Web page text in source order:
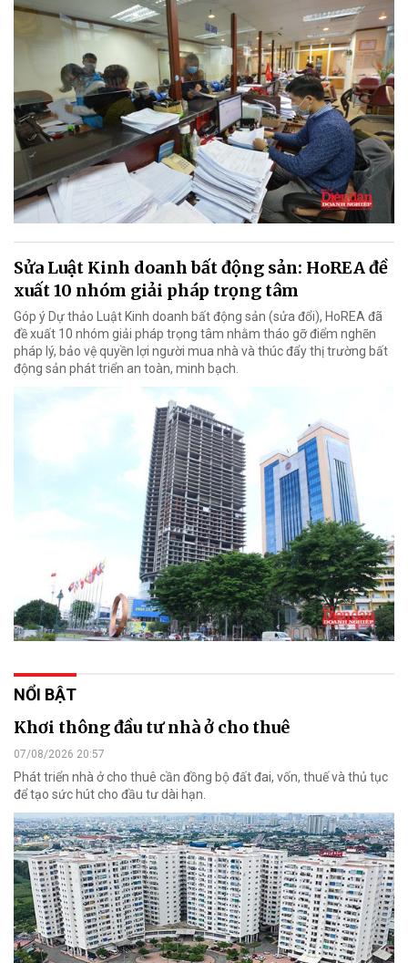
Sửa Luật Kinh doanh bất động sản: HoREA đề
xuất 10 nhóm giải pháp trọng tâm
Góp ý Dự thảo Luật Kinh doanh bất động sản (sửa đổi), HoREA đã
đề xuất 10 nhóm giải pháp trọng tâm nhằm tháo gỡ điểm nghẽn
pháp lý, bảo vệ quyền lợi người mua nhà và thúc đẩy thị trường bất
động sản phát triển an toàn, minh bạch.
NỔI BẬT
Khơi thông đầu tư nhà ở cho thuê
07/08/2026 20:57
Phát triển nhà ở cho thuê cần đồng bộ đất đai, vốn, thuế và thủ tục
để tạo sức hút cho đầu tư dài hạn.